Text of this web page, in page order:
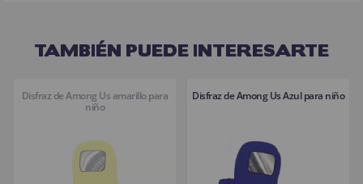
TAMBIÉN PUEDE INTERESARTE
Disfraz de Among Us amarillo para
niño
Disfraz de Among Us Azul para niño